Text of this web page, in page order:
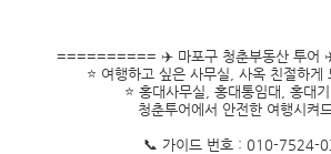
========== ✈️ 마포구 청춘부동산 투
⭐ 여행하고 싶은 사무실, 사옥 친절하게
⭐ 홍대사무실, 홍대통임대, 홍대
청춘투어에서 안전한 여행시켜
📞 가이드 번호 : 010-7524-